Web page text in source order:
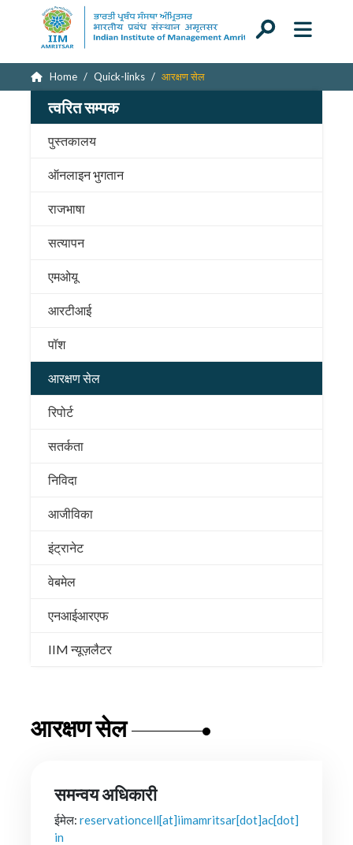
Home Quick-links आरक्षण सेल
त्वरित सम्पक
पुस्तकालय
ऑनलाइन भुगतान
राजभाषा
सत्यापन
एमओयू
आरटीआई
पॉश
आरक्षण सेल
रिपोर्ट
सतर्कता
निविदा
आजीविका
इंट्रानेट
वेबमेल
एनआईआरएफ
IIM न्यूज़लैटर
आरक्षण सेल
समन्वय अधिकारी
ईमेल: reservationcell[at]iimamritsar[dot]ac[dot]
in